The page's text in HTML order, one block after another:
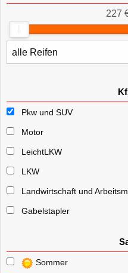
227
Pkw und SUV
Motor
LeichtLKW
LKW
Landwirtschaft und
Gabelstapler
Sommer